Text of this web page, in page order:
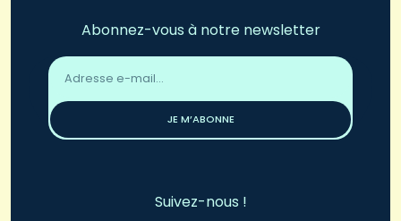
Abonnez-vous à notre newsletter
Adresse
email
JE M’ABONNE
Suivez-nous !